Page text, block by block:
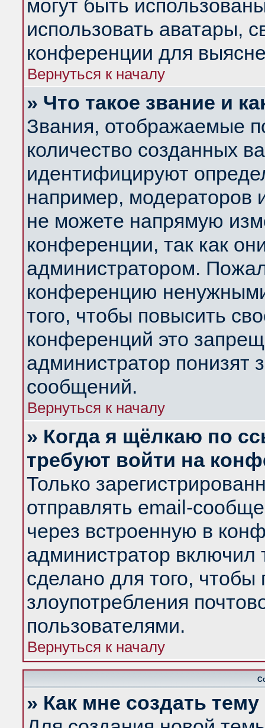
могут быть
использовать аватары,
конференции для
Вернуться к началу
» Что такое звание и
Звания, отображаемые
количество созданных
идентифицируют
например, модераторов
не можете напрямую
конференции, так как
администратором.
конференцию
того, чтобы повысить
конференций это
администратор понизят
сообщений.
Вернуться к началу
» Когда я щёлкаю по
требуют войти на
Только
отправлять email-
через встроенную в
администратор
сделано для того, чтобы
злоупотребления
пользователями.
Вернуться к началу
» Как мне создать